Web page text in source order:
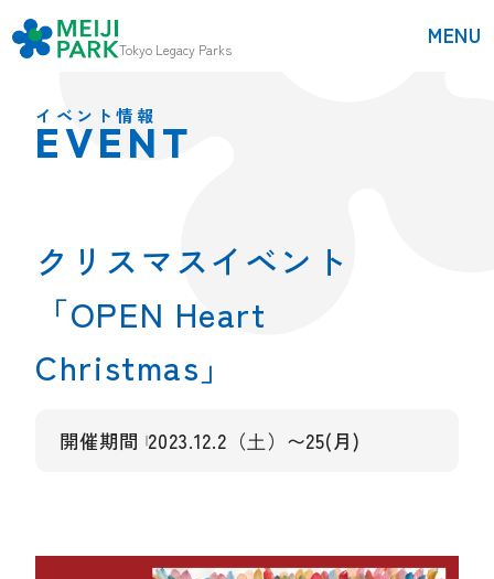
Tokyo Legacy Parks
MENU
イベント情報
EVENT
クリスマスイベント
「OPEN Heart
Christmas」
開催期間 2023.12.2（⼟）〜25(月)